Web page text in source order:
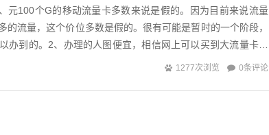
元100个G的移动流量卡多数来说是假的。因为目前来说流量
的流量，这个价位多数是假的。很有可能是暂时的一个阶段，
办到的。2、办理的人图便宜，相信网上可以买到大流量卡。
随着三大运营商...
1277次浏览 0条评论